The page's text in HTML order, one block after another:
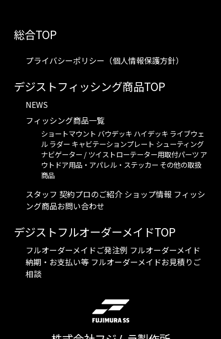
総合TOP
プライバシーポリシー（個人情報保護方針）
デジストフィッシング商品TOP
NEWS
フィッシング商品一覧
ショートマウント バウデッキ ハイデッキ ライブウェ
ル ラダー キャビテーションプレート シューティング
ナビゲーター / ツイストローテーター用取付パーツ ア
ウトドア用品・アパレル・ステッカー その他の取扱
商品
スタッフ 契約プロのご紹介 ショップ情報 フィッシ
ング商品お問い合わせ
デジストフルオーダーメイドTOP
フルオーダーメイドご発注例 フルオーダーメイド
納期・お支払い等 フルオーダーメイドお見積りご
相談